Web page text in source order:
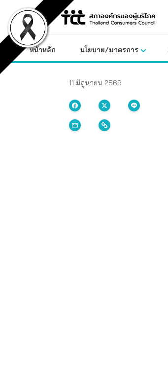
content
หน้าหลัก นโยบาย/มาตรการ
11 มิถุนายน 2569